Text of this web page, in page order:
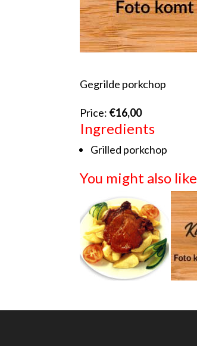
Gegrilde porkchop
Price: €16,00
Ingredients
Grilled porkchop
You might also like